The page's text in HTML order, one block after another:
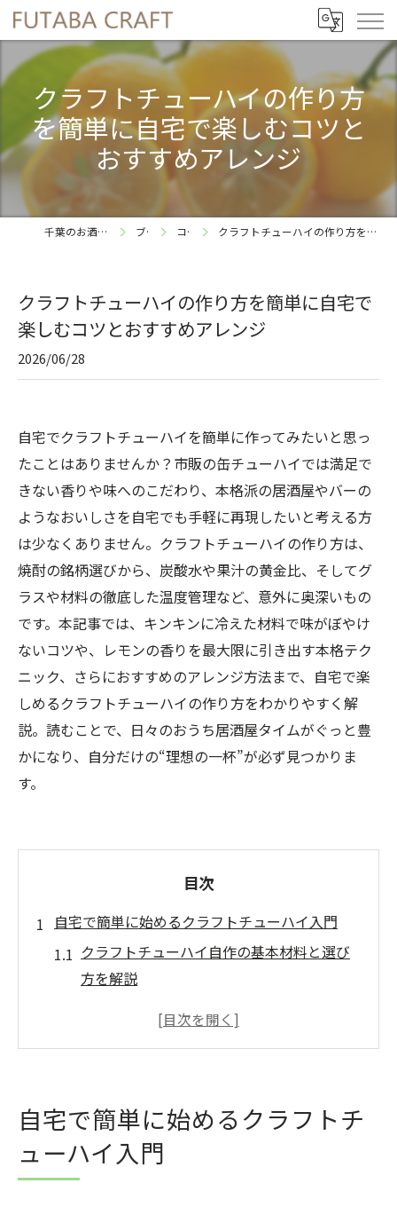
クラフトチューハイの作り方
を簡単に自宅で楽しむコツと
おすすめアレンジ
千葉のお酒ならFUTABA CRAFT ブログ コラム クラフトチューハイの作り方を簡単に自宅で楽しむコツとおすすめアレンジ
クラフトチューハイの作り方を簡単に自宅で
楽しむコツとおすすめアレンジ
2026/06/28
自宅でクラフトチューハイを簡単に作ってみたいと思っ
たことはありませんか？市販の缶チューハイでは満足で
きない香りや味へのこだわり、本格派の居酒屋やバーの
ようなおいしさを自宅でも手軽に再現したいと考える方
は少なくありません。クラフトチューハイの作り方は、
焼酎の銘柄選びから、炭酸水や果汁の黄金比、そしてグ
ラスや材料の徹底した温度管理など、意外に奥深いもの
です。本記事では、キンキンに冷えた材料で味がぼやけ
ないコツや、レモンの香りを最大限に引き出す本格テク
ニック、さらにおすすめのアレンジ方法まで、自宅で楽
しめるクラフトチューハイの作り方をわかりやすく解
説。読むことで、日々のおうち居酒屋タイムがぐっと豊
かになり、自分だけの“理想の一杯”が必ず見つかりま
す。
目次
自宅で簡単に始めるクラフトチューハイ入門
クラフトチューハイ自作の基本材料と選び
方を解説
自宅で楽しむクラフトチューハイ作り方の
クラフトチューハイ初心者が知るべき準備
のコツ
自宅で簡単に始めるクラフトチ
ューハイ入門